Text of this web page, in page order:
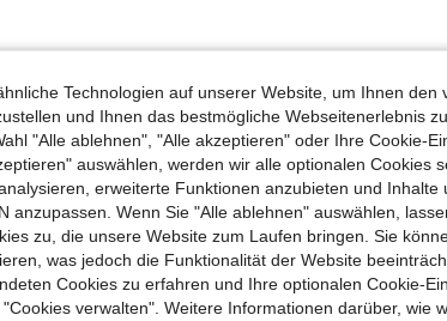
Technologien auf unserer Website, um Ihnen den
und Ihnen das bestmögliche Webseitenerlebnis
"Alle ablehnen", "Alle akzeptieren" oder Ihre Cookie-
auswählen, werden wir alle optionalen Cookies
erweiterte Funktionen anzubieten und Inhalte
anzupassen. Wenn Sie "Alle ablehnen" auswählen,
zu, die unsere Website zum Laufen bringen. Sie
was jedoch die Funktionalität der Website
Cookies zu erfahren und Ihre optionalen Cookie-
verwalten". Weitere Informationen darüber, wie